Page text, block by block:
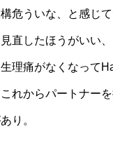
危ういな、と感じ
直したほうがいい
理痛がなくなって
れからパートナー
り。